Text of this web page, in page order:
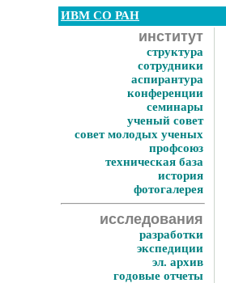
ИВМ СО РАН
институт
структура
сотрудники
аспирантура
конференции
семинары
ученый совет
совет молодых ученых
профсоюз
техническая база
история
фотогалерея
исследования
разработки
экспедиции
эл. архив
годовые отчеты